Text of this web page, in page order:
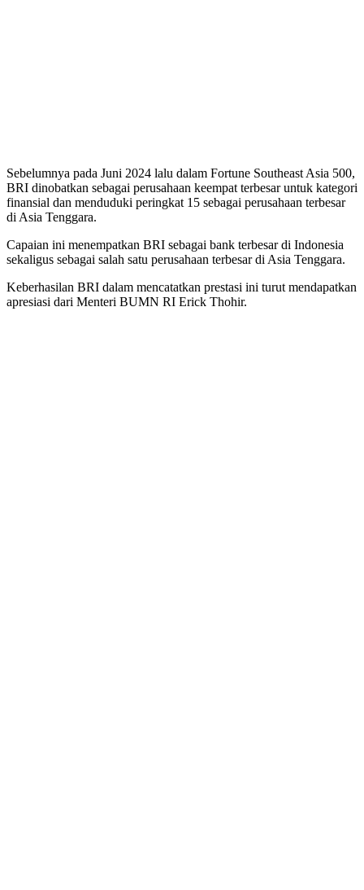
Sebelumnya pada Juni 2024 lalu dalam Fortune Southeast Asia 500,
BRI dinobatkan sebagai perusahaan keempat terbesar untuk kategori
finansial dan menduduki peringkat 15 sebagai perusahaan terbesar
di Asia Tenggara.
Capaian ini menempatkan BRI sebagai bank terbesar di Indonesia
sekaligus sebagai salah satu perusahaan terbesar di Asia Tenggara.
Keberhasilan BRI dalam mencatatkan prestasi ini turut mendapatkan
apresiasi dari Menteri BUMN RI Erick Thohir.